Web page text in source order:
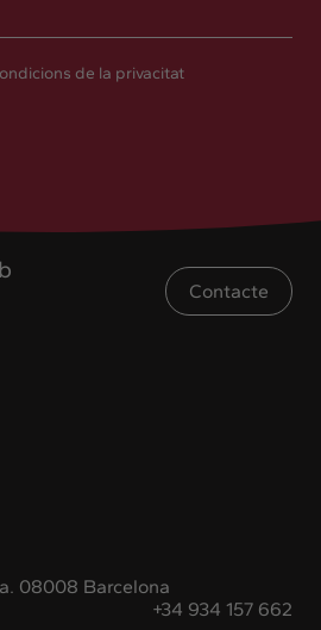
Contacte
08008 Barcelona
+34 934 157 662
de la privacitat